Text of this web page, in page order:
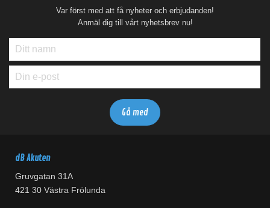
Var först med att få nyheter och erbjudanden!
Anmäl dig till vårt nyhetsbrev nu!
dB Akuten
Gruvgatan 31A
421 30 Västra Frölunda